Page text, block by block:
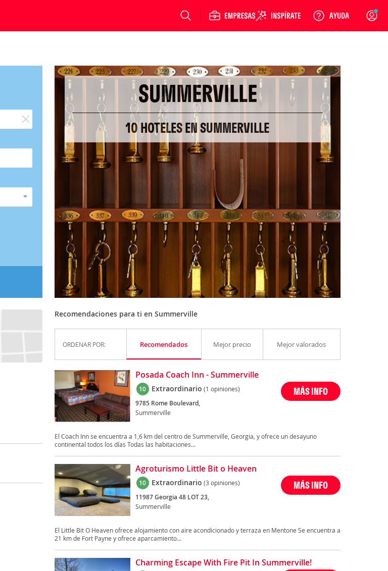
Login
SUMMERVILLE
10 HOTELES EN SUMMERVILLE
Recomendaciones para ti en Summerville
ORDENAR POR: Recomendados Mejor precio Mejor valorados
Posada Coach Inn - Summerville
10 Extraordinario (1 opiniones)
9785 Rome Boulevard,
Summerville
MÁS INFO
El Coach Inn se encuentra a 1,6 km del centro de Summerville, Georgia, y ofrece un desayuno
continental todos los días Todas las habitaciones...
Agroturismo Little Bit o Heaven
10 Extraordinario (3 opiniones)
11987 Georgia 48 LOT 23,
Summerville
MÁS INFO
El Little Bit O Heaven ofrece alojamiento con aire acondicionado y terraza en Mentone Se encuentra a
21 km de Fort Payne y ofrece aparcamiento...
Charming Escape With Fire Pit In Summerville!